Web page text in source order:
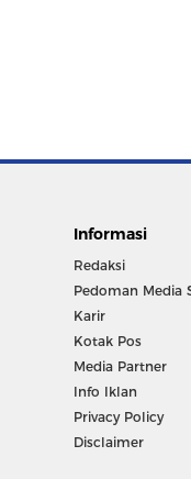
Informasi
Redaksi
Pedoman Media
Karir
Kotak Pos
Media Partner
Info Iklan
Privacy Policy
Disclaimer